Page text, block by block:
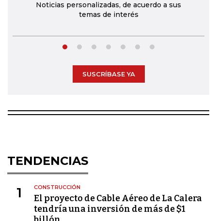
Noticias personalizadas, de acuerdo a sus
temas de interés
SUSCRÍBASE YA
TENDENCIAS
1 CONSTRUCCIÓN
El proyecto de Cable Aéreo de La Calera
tendría una inversión de más de $1